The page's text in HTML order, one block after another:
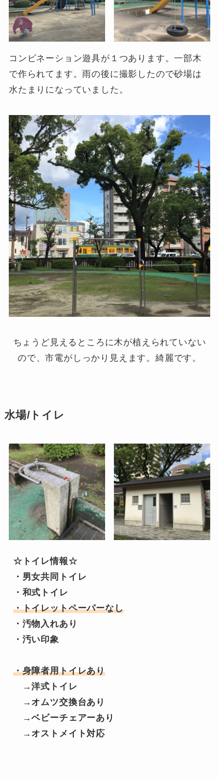
コンビネーション遊具が１つあります。一部木
で作られてます。雨の後に撮影したので砂場は
水たまりになっていました。
ちょうど見えるところに木が植えられていない
ので、市電がしっかり見えます。綺麗です。
水場/トイレ
☆トイレ情報☆
・男女共同トイレ
・トイレットペーパーなし
・汚物入れあり
・汚い印象
・身障者用トイレあり
→洋式トイレ
→オムツ交換台あり
→ベビーチェアーあり
→オストメイト対応